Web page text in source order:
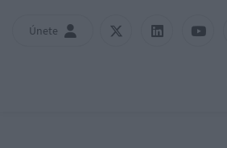
Únete